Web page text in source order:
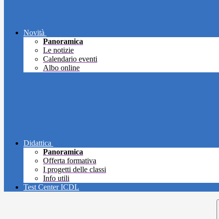
Novità
Panoramica
Le notizie
Calendario eventi
Albo online
Didattica
Panoramica
Offerta formativa
I progetti delle classi
Info utili
Test Center ICDL